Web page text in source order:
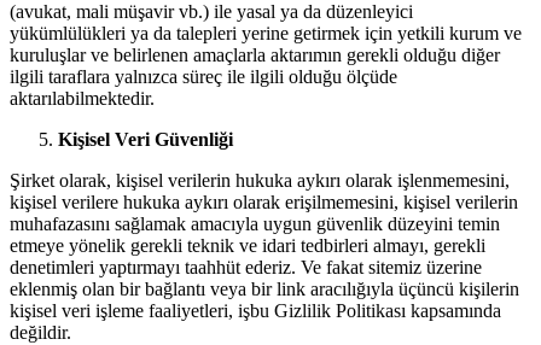
(avukat, mali müşavir vb.) ile yasal ya da düzenleyici
yükümlülükleri ya da talepleri yerine getirmek için yetkili kurum ve
kuruluşlar ve belirlenen amaçlarla aktarımın gerekli olduğu diğer
ilgili taraflara yalnızca süreç ile ilgili olduğu ölçüde
aktarılabilmektedir.
Kişisel Veri Güvenliği
Şirket olarak, kişisel verilerin hukuka aykırı olarak işlenmemesini,
kişisel verilere hukuka aykırı olarak erişilmemesini, kişisel verilerin
muhafazasını sağlamak amacıyla uygun güvenlik düzeyini temin
etmeye yönelik gerekli teknik ve idari tedbirleri almayı, gerekli
denetimleri yaptırmayı taahhüt ederiz. Ve fakat sitemiz üzerine
eklenmiş olan bir bağlantı veya bir link aracılığıyla üçüncü kişilerin
kişisel veri işleme faaliyetleri, işbu Gizlilik Politikası kapsamında
değildir.